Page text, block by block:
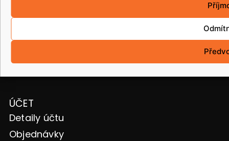
Obchodní podmínky
ÚČET
Detaily účtu
Objednávky